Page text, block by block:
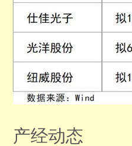
产经动态